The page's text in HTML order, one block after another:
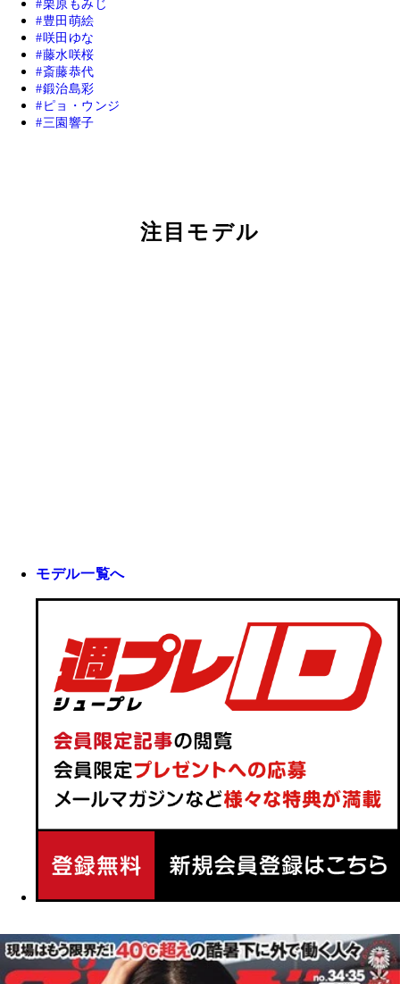
栗原もみじ
豊田萌絵
咲田ゆな
藤水咲桜
斎藤恭代
鍛治島彩
ピョ・ウンジ
三園響子
注目モデル
モデル一覧へ